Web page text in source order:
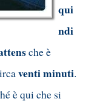
qui
ndi
che è
venti minuti.
è qui che si